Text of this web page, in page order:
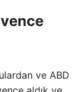
ve ABD